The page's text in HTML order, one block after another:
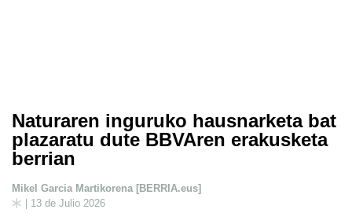
Naturaren inguruko hausnarketa bat
plazaratu dute BBVAren erakusketa
berrian
Mikel Garcia Martikorena [BERRIA.eus]
| 13 de Julio 2026